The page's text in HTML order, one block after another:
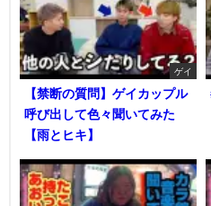
ゲイ
【禁断の質問】ゲイカップル
呼び出して色々聞いてみた
【雨とヒキ】